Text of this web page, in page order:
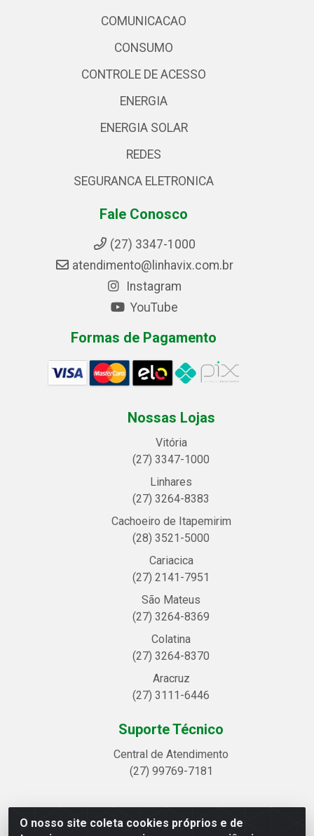
O nosso site coleta cookies próprios e de
COMUNICACAO
CONSUMO
CONTROLE DE ACESSO
ENERGIA
ENERGIA SOLAR
REDES
SEGURANCA ELETRONICA
Fale Conosco
(27) 3347-1000
atendimento@linhavix.com.br
Instagram
YouTube
Formas de Pagamento
Nossas Lojas
Vitória
(27) 3347-1000
Linhares
(27) 3264-8383
Cachoeiro de Itapemirim
(28) 3521-5000
Cariacica
(27) 2141-7951
São Mateus
(27) 3264-8369
Colatina
(27) 3264-8370
Aracruz
(27) 3111-6446
Suporte Técnico
Central de Atendimento
(27) 99769-7181
Linhavix Distribuidora LTDA - Avenida Alegre, 2521 -